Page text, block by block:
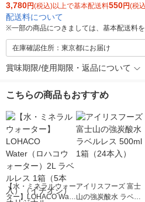
3,780円(税込)以上で基本配送料550円(税
配送料について
※一部の商品につきましては、基本配送料
在庫確認住所：東京都にお届け
賞味期限/使用期限・返品について
こちらの商品もおすすめ
【水・ミネラルウォー
ター】LOHACO Wate
アイリスフーズ 富士
山の強炭酸水 ラベル